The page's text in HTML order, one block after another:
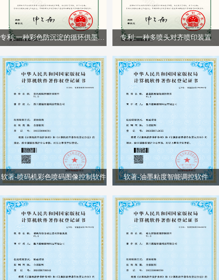
专利:一种彩色防沉淀的循环供墨装置 专利:一种多喷头对齐喷印装置
软著-喷码机彩色喷码图像控制软件 软著-油墨粘度智能调控软件